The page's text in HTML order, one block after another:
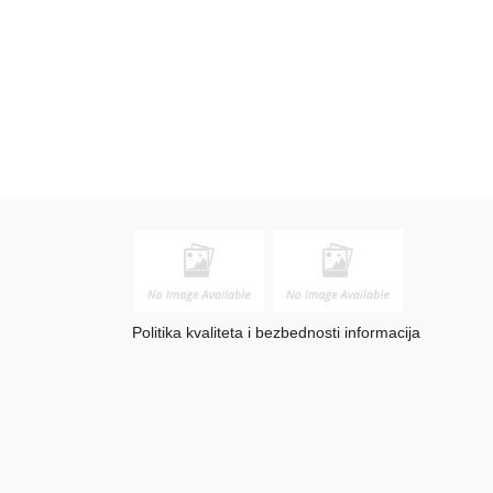
Politika kvaliteta i bezbednosti informacija